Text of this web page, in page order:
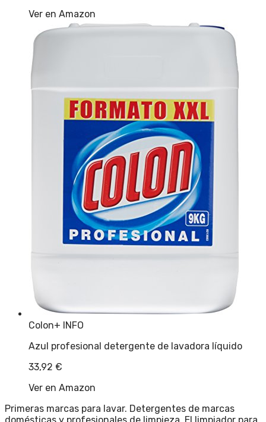
Ver en Amazon
Colon+ INFO
Azul profesional detergente de lavadora líquido
33,92 €
Ver en Amazon
Primeras marcas para lavar. Detergentes de marcas